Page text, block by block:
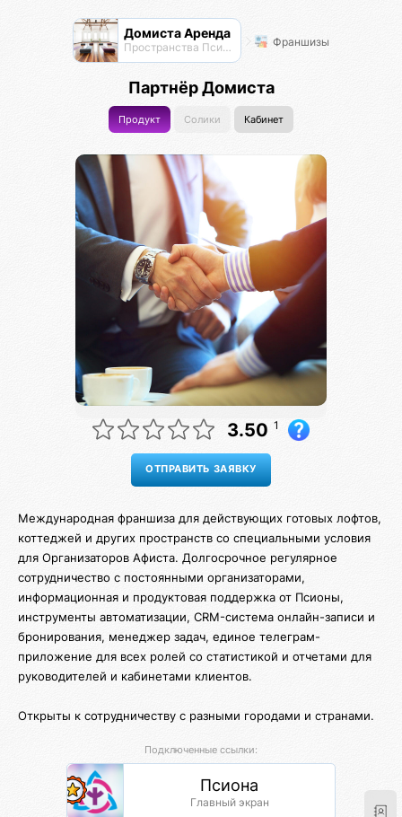
Домиста Аренда
Пространства Псионы для работы и отдыха Франшизы
Партнёр Домиста
Продукт Солики Кабинет
3.50 1
Международная франшиза для действующих готовых лофтов,
коттеджей и других пространств со специальными условия
для Организаторов Афиста. Долгосрочное регулярное
сотрудничество с постоянными организаторами,
информационная и продуктовая поддержка от Псионы,
инструменты автоматизации, CRM-система онлайн-записи и
бронирования, менеджер задач, единое телеграм-
приложение для всех ролей со статистикой и отчетами для
руководителей и кабинетами клиентов.
Открыты к сотрудничеству с разными городами и странами.
Подключенные ссылки:
Псиона
Главный экран